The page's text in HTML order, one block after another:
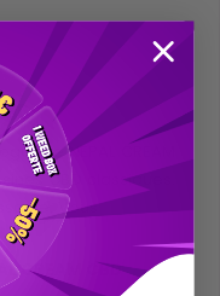
le NEPAL CREAM
CBD classiques.
Vous
CREAM CBD